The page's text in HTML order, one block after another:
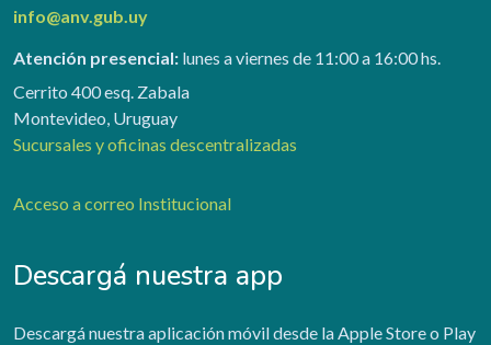
info@anv.gub.uy
Atención presencial: lunes a viernes de 11:00 a 16:00 hs.
Cerrito 400 esq. Zabala
Montevideo, Uruguay
Sucursales y oficinas descentralizadas
Acceso a correo Institucional
Descargá nuestra app
Descargá nuestra aplicación móvil desde la Apple Store o Play